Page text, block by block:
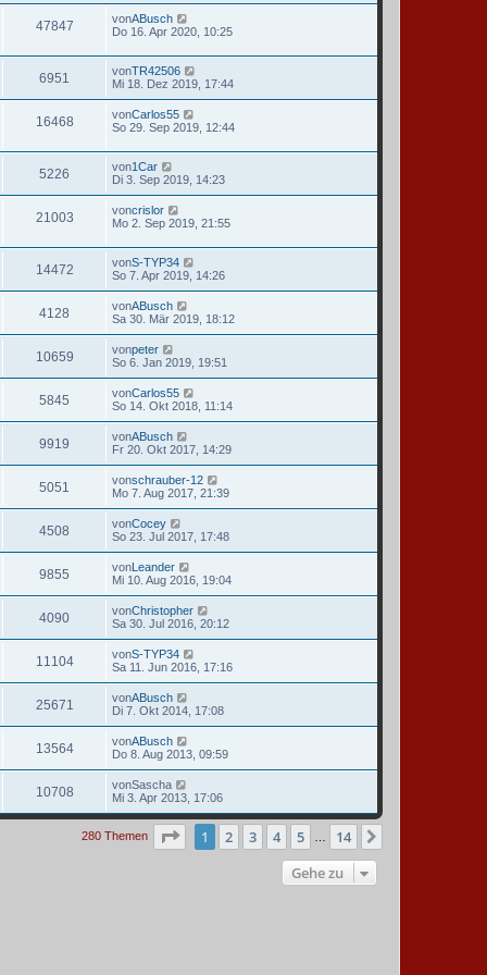
47847 vonABusch
Do 16. Apr 2020, 10:25
6951 vonTR42506
Mi 18. Dez 2019, 17:44
16468 vonCarlos55
So 29. Sep 2019, 12:44
5226 von1Car
Di 3. Sep 2019, 14:23
21003 voncrislor
Mo 2. Sep 2019, 21:55
14472 vonS-TYP34
So 7. Apr 2019, 14:26
4128 vonABusch
Sa 30. Mär 2019, 18:12
10659 vonpeter
So 6. Jan 2019, 19:51
5845 vonCarlos55
So 14. Okt 2018, 11:14
9919 vonABusch
Fr 20. Okt 2017, 14:29
5051 vonschrauber-12
Mo 7. Aug 2017, 21:39
4508 vonCocey
So 23. Jul 2017, 17:48
9855 von Leander
Mi 10. Aug 2016, 19:04
4090 vonChristopher
Sa 30. Jul 2016, 20:12
11104 vonS-TYP34
Sa 11. Jun 2016, 17:16
25671 vonABusch
Di 7. Okt 2014, 17:08
13564 vonABusch
Do 8. Aug 2013, 09:59
10708 vonSascha
Mi 3. Apr 2013, 17:06
280 Themen Seite von14
1 2 3 4 5 14
Gehe zu